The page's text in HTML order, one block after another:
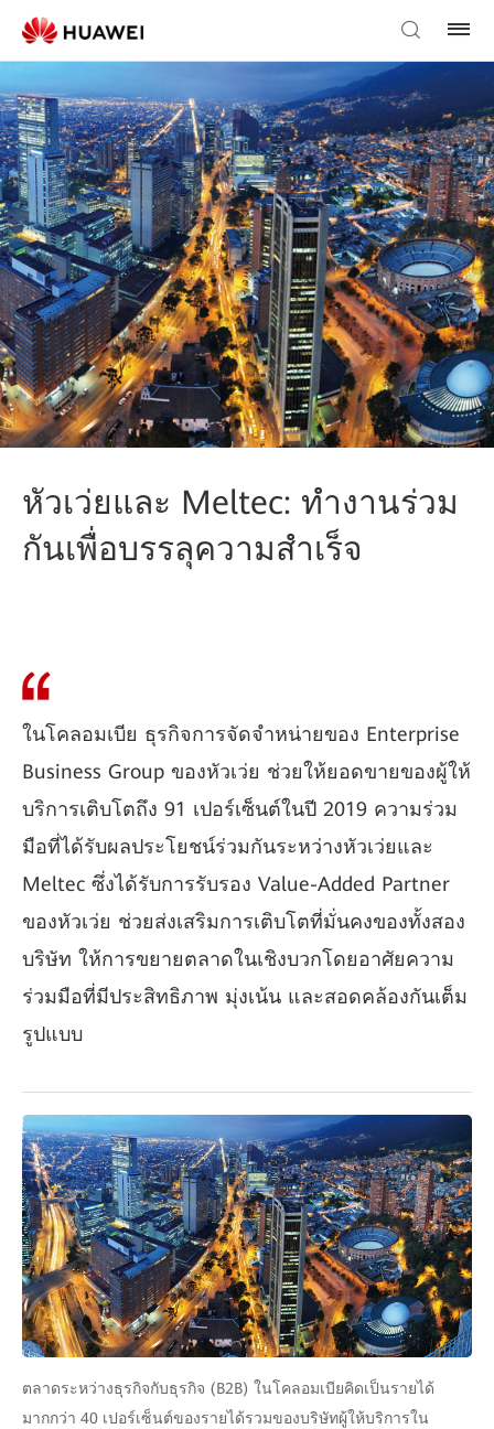
หัวเว่ยและ Meltec: ทำงานร่วม
กันเพื่อบรรลุความสำเร็จ
ในโคลอมเบีย ธุรกิจการจัดจำหน่ายของ Enterprise
Business Group ของหัวเว่ย ช่วยให้ยอดขายของผู้ให้
บริการเติบโตถึง 91 เปอร์เซ็นต์ในปี 2019 ความร่วม
มือที่ได้รับผลประโยชน์ร่วมกันระหว่างหัวเว่ยและ
Meltec ซึ่งได้รับการรับรอง Value-Added Partner
ของหัวเว่ย ช่วยส่งเสริมการเติบโตที่มั่นคงของทั้งสอง
บริษัท ให้การขยายตลาดในเชิงบวกโดยอาศัยความ
ร่วมมือที่มีประสิทธิภาพ มุ่งเน้น และสอดคล้องกันเต็ม
รูปแบบ
ตลาดระหว่างธุรกิจกับธุรกิจ (B2B) ในโคลอมเบียคิดเป็นรายได้
มากกว่า 40 เปอร์เซ็นต์ของรายได้รวมของบริษัทผู้ให้บริการใน